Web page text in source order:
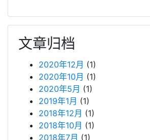
文章归档
2020年12月 (1)
2020年10月 (1)
2020年5月 (1)
2019年1月 (1)
2018年12月 (1)
2018年10月 (1)
2018年7月 (1)